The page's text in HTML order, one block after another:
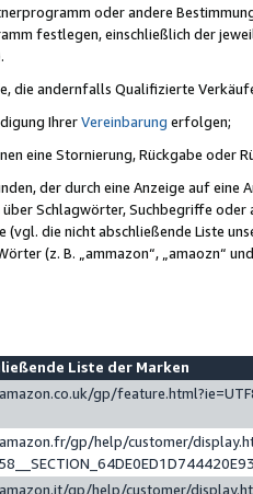
oder andere
festlegen, einschließlich der
die andernfalls Qualifizierte
IhrerVereinbarung erfolgen;
eine Stornierung, Rückgabe oder
der durch eine Anzeige auf
über Schlagwörter, Suchbegriffe
(vgl. die nicht abschließende Liste
(z. B. „ammazon“, „amaozn“
Liste der Marken
gp/
gp/help/customer/
gp/help/customer/